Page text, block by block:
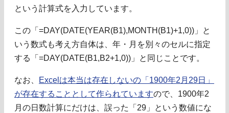
という計算式を入力しています。
この「=DAY(DATE(YEAR(B1),MONTH(B1)+1,0))」と
いう数式も考え方自体は、年・月を別々のセルに指定
する「=DAY(DATE(B1,B2+1,0))」と同じことです。
なお、
Excelは本当は存在しないの「1900年2月29日」
が存在することとして作られていますので、1900年2
月の日数計算にだけは、誤った「29」という数値にな